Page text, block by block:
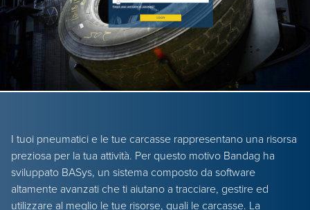
I tuoi pneumatici e le tue carcasse rappresentano una risorsa
preziosa per la tua attività. Per questo motivo Bandag ha
sviluppato BASys, un sistema composto da software
altamente avanzati che ti aiutano a tracciare, gestire ed
utilizzare al meglio le tue risorse, quali le carcasse. La